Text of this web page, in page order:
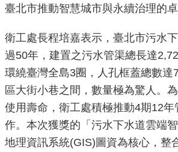
資
公
點
業
務
臺北市推動智慧城市與永續治理的卓
衛工處長程培嘉表示，臺北市污水
過50年，建置之污水管渠總長達
環繞臺灣全島3圈，人孔框蓋總數達
區大街小巷之間，數量極為驚人。
使用壽命，衛工處積極推動4期12年
作。本次獲獎的「污水下水道雲端
地理資訊系統(GIS)圖資為核心，整